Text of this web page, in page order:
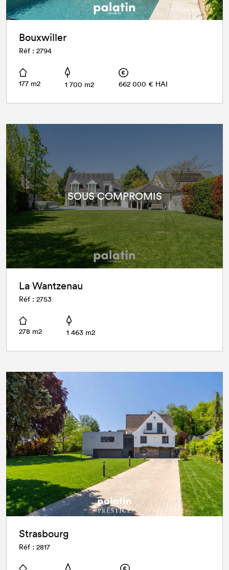
Bouxwiller
Réf : 2794
177 m2 1 700 m2 662 000 € HAI
SOUS COMPROMIS
La Wantzenau
Réf : 2753
278 m2 1 463 m2
Strasbourg
Réf : 2817